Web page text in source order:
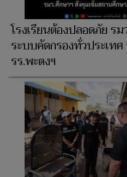
โรงเรียนต้องปลอดภัย ร
ระบบคัดกรองทั่วประเท
รร.พะตงฯ